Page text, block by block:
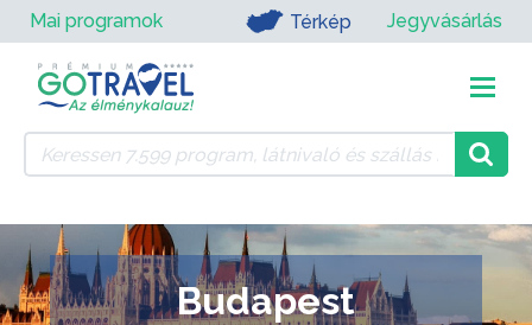
Mai programok Térkép Jegyvásárlás
Budapest